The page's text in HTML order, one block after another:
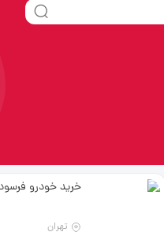
خرید خودرو
تهران